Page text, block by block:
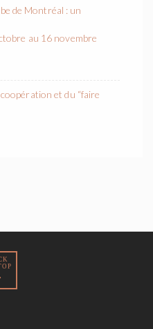
de Montréal : un
au 16 novembre
et du “faire